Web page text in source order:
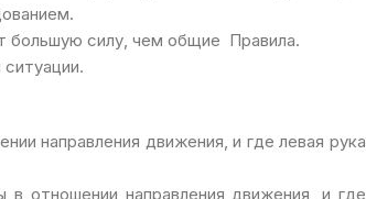
большую силу, чем общие Правила.
направления движения, и где левая рука
отношении направления движения, и где